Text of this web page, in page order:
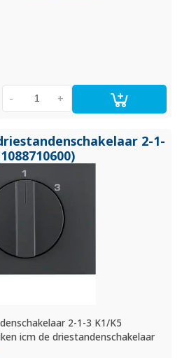
+
-
2-1-
2-1-3 K1/K5
icm de driestandenschakelaar